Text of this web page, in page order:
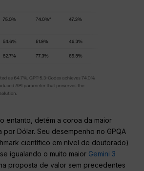
entanto, detém a coroa da maior
por Dólar. Seu desempenho no GPQA
científico em nível de doutorado)
igualando o muito maior Gemini 3
proposta de valor sem precedentes